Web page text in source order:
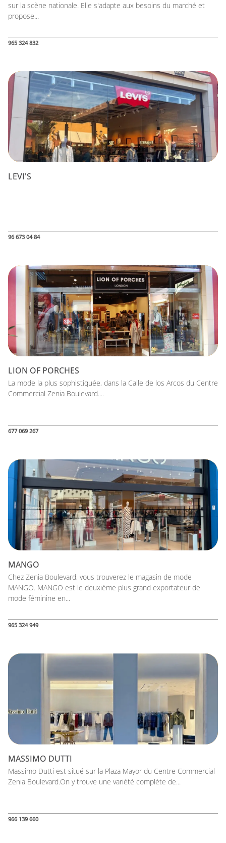
sur la scène nationale. Elle s'adapte aux besoins du marché et
propose...
965 324 832
LEVI'S
96 673 04 84
LION OF PORCHES
La mode la plus sophistiquée, dans la Calle de los Arcos du Centre
Commercial Zenia Boulevard....
677 069 267
MANGO
Chez Zenia Boulevard, vous trouverez le magasin de mode
MANGO. MANGO est le deuxième plus grand exportateur de
mode féminine en...
965 324 949
MASSIMO DUTTI
Massimo Dutti est situé sur la Plaza Mayor du Centre Commercial
Zenia Boulevard.On y trouve une variété complète de...
966 139 660